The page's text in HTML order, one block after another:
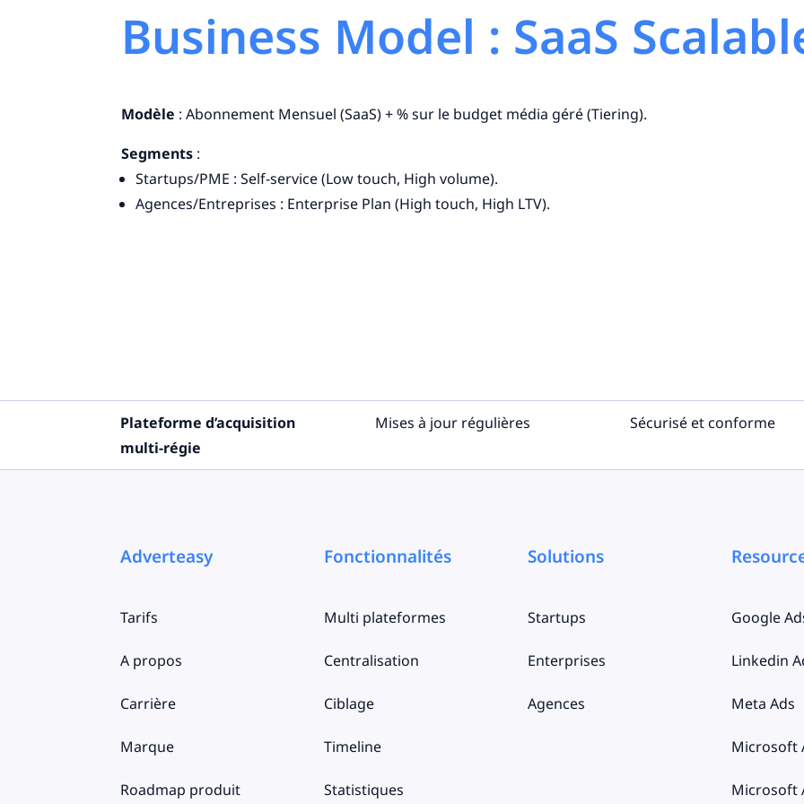
Business Model : SaaS
Modèle : Abonnement Mensuel (SaaS) + % sur le budget média géré (Tiering).
Segments :
Startups/PME : Self-service (Low touch, High volume).
Agences/Entreprises : Enterprise Plan (High touch, High LTV).
Plateforme d’acquisition
multi-régie
Mises à jour régulières Sécurisé et conforme
Adverteasy
Tarifs
A propos
Carrière
Marque
Roadmap produit
Fonctionnalités
Multi plateformes
Centralisation
Ciblage
Timeline
Statistiques
Solutions
Startups
Enterprises
Agences
Google
Linkedin
Meta Ads
Microsoft
Microsoft